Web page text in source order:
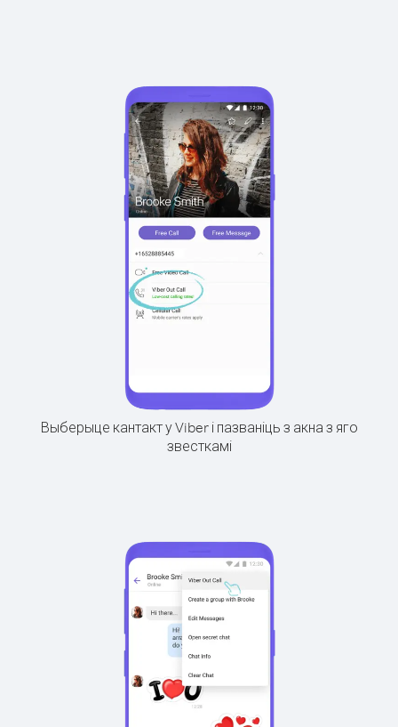
Выберыце кантакт у Viber і пазваніць з акна з яго
звесткамі